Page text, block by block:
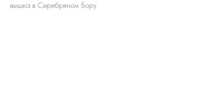
вышка в Серебряном Бору